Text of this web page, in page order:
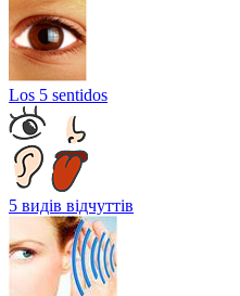
Los 5 sentidos
5 видів відчуттів